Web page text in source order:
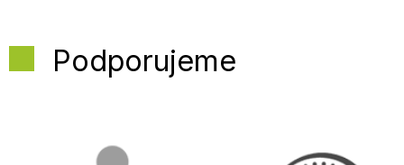
Podporujeme